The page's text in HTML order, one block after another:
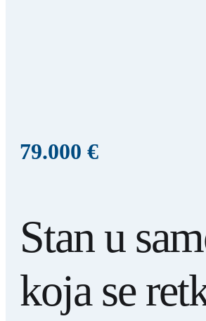
79.000 €
Stan u
koja se